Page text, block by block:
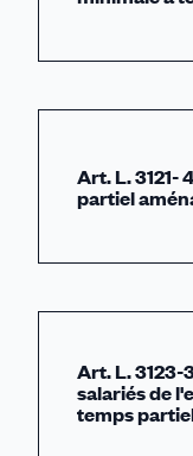
Art. L. 3121-
partiel
Art. L. 3123-
salariés de
temps